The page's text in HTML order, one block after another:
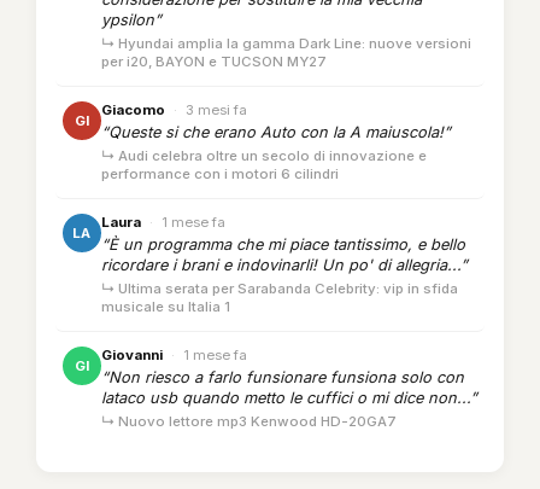
ypsilon”
↳ Hyundai amplia la gamma Dark Line: nuove versioni
per i20, BAYON e TUCSON MY27
GI
Giacomo · 3 mesi fa
“Queste si che erano Auto con la A maiuscola!”
↳ Audi celebra oltre un secolo di innovazione e
performance con i motori 6 cilindri
LA
Laura · 1 mese fa
“È un programma che mi piace tantissimo, e bello
ricordare i brani e indovinarli! Un po' di allegria...”
↳ Ultima serata per Sarabanda Celebrity: vip in sfida
musicale su Italia 1
GI
Giovanni · 1 mese fa
“Non riesco a farlo funsionare funsiona solo con
lataco usb quando metto le cuffici o mi dice non...”
↳ Nuovo lettore mp3 Kenwood HD-20GA7